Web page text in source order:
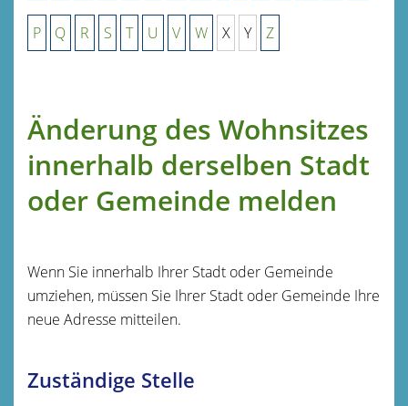
P Q R S T U V W X Y Z
Änderung des Wohnsitzes
innerhalb derselben Stadt
oder Gemeinde melden
Wenn Sie innerhalb Ihrer Stadt oder Gemeinde
umziehen, müssen Sie Ihrer Stadt oder Gemeinde Ihre
neue Adresse mitteilen.
Zuständige Stelle